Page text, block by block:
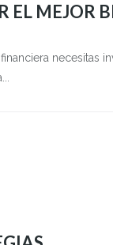
EL MEJOR
necesitas